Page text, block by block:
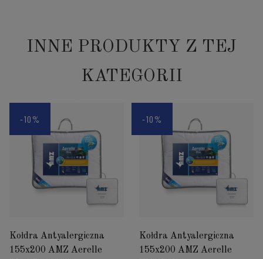
INNE PRODUKTY Z TEJ
KATEGORII
Kołdra Antyalergiczna
155x200 AMZ Aerelle
-10%
Kołdra Antyalergiczna
155x200 AMZ Aerelle
-10%